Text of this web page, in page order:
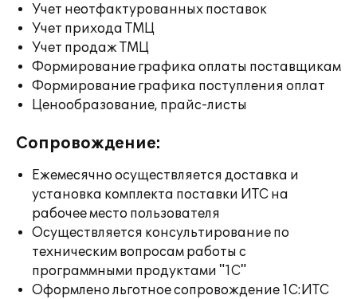
Учет неотфактурованных поставок
Учет прихода ТМЦ
Учет продаж ТМЦ
Формирование графика оплаты поставщикам
Формирование графика поступления оплат
Ценообразование, прайс-листы
Сопровождение:
Ежемесячно осуществляется доставка и
установка комплекта поставки ИТС на
рабочее место пользователя
Осуществляется консультирование по
техническим вопросам работы с
программными продуктами "1С"
Оформлено льготное сопровождение 1С:ИТС